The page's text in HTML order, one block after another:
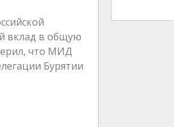
вклад в общую
что МИД
Бурятии